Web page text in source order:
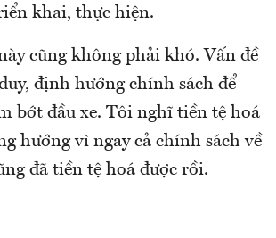
khai, thực hiện.
cũng không phải khó. Vấn đề
định hướng chính sách để
bớt đầu xe. Tôi nghĩ tiền tệ hoá
hướng vì ngay cả chính sách về
đã tiền tệ hoá được rồi.